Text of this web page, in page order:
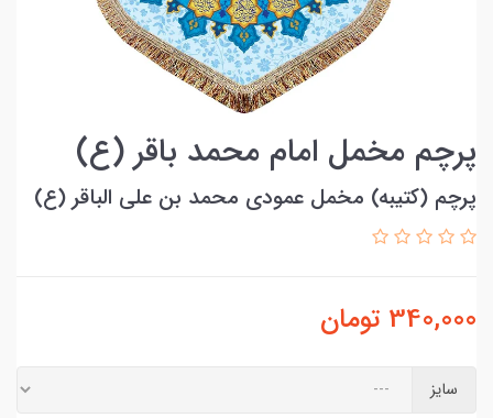
پرچم مخمل امام محمد باقر (ع)
پرچم (کتیبه) مخمل عمودی محمد بن علی الباقر (ع)
340,000 تومان
سایز